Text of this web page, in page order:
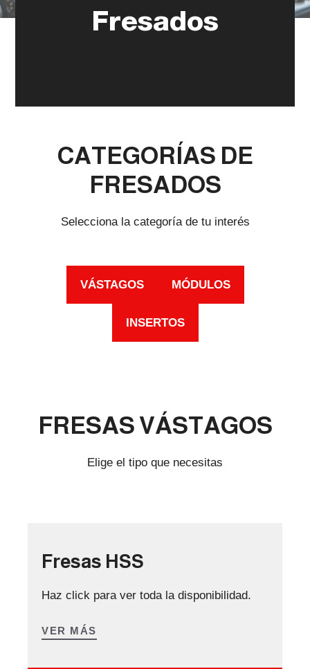
Fresados
CATEGORÍAS DE
FRESADOS
Selecciona la categoría de tu interés
VÁSTAGOS MÓDULOS
INSERTOS
FRESAS VÁSTAGOS
Elige el tipo que necesitas
Fresas HSS
Haz click para ver toda la disponibilidad.
VER MÁS